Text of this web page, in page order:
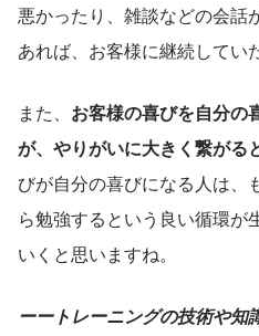
悪かったり、雑談などの会話
あれば、お客様に継続してい
また、 お客様の喜びを自分の
が、やりがいに大きく繋がる
びが自分の喜びになる人は、
ら勉強するという良い循環が
いくと思いますね。
ーートレーニングの技術や知